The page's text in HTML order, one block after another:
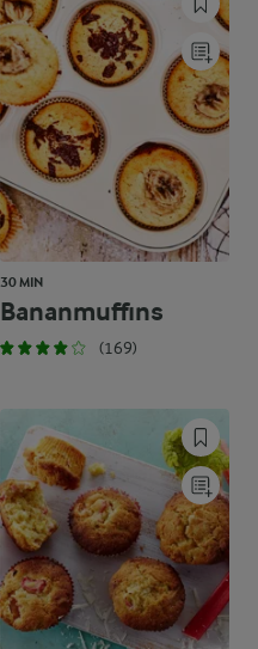
30 MIN
Bananmuffins
(169)